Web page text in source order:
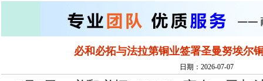
必和必拓与法拉第铜业签署圣曼努埃尔
日期：2026-07-07